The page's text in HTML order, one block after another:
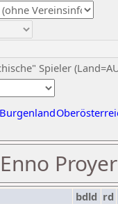
Spieler
Burgenland
Proyer
bdld rd